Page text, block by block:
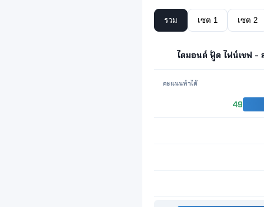
รวม เซต 1 เซต 2
ไดมอนด์ ฟู้ด ไฟน์เชฟ -
คะแนนทำได้
49